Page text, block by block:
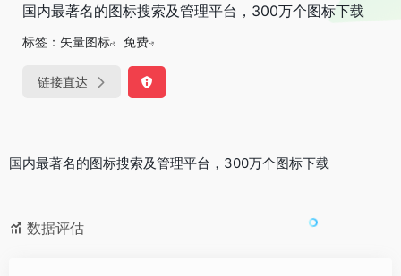
国内最著名的图标搜索及管理平台，300万个图标下载
标签： 矢量图标 免费
链接直达
国内最著名的图标搜索及管理平台，300万个图标下载
数据评估